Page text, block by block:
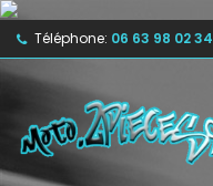
Téléphone: 06 63 98 02 34